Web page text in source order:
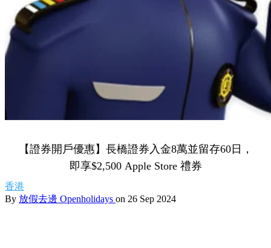
【證券開戶優惠】長橋證券入金8萬並留存60日，
即享$2,500 Apple Store 禮券
香港
By 放假去邊 Openholidays on 26 Sep 2024